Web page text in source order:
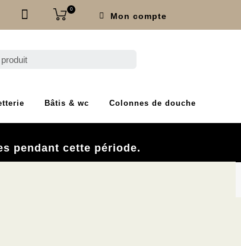
0
Mon compte
Bâtis & wc Colonnes de douche
pendant cette période.